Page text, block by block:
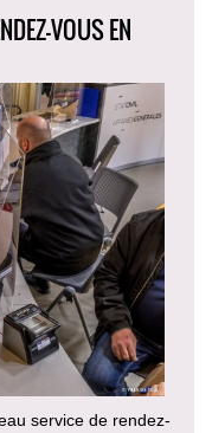
VOUS EN
service de rendez-